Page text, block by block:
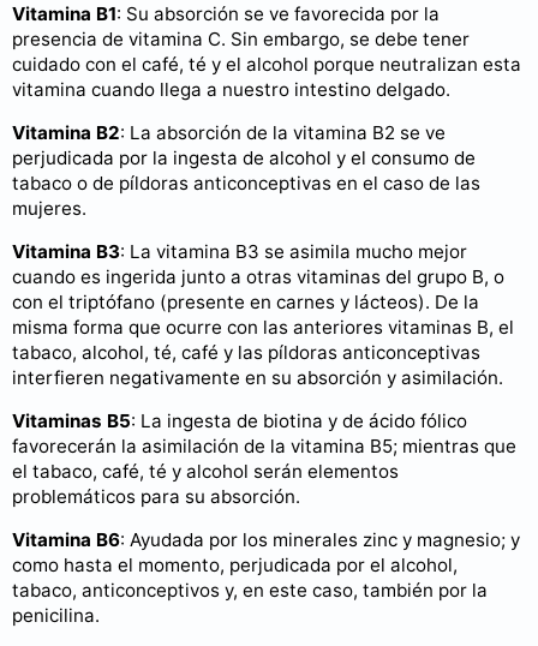
Vitamina B1: Su absorción se ve favorecida por la
presencia de vitamina C. Sin embargo, se debe tener
cuidado con el café, té y el alcohol porque neutralizan esta
vitamina cuando llega a nuestro intestino delgado.
Vitamina B2: La absorción de la vitamina B2 se ve
perjudicada por la ingesta de alcohol y el consumo de
tabaco o de píldoras anticonceptivas en el caso de las
mujeres.
Vitamina B3: La vitamina B3 se asimila mucho mejor
cuando es ingerida junto a otras vitaminas del grupo B, o
con el triptófano (presente en carnes y lácteos). De la
misma forma que ocurre con las anteriores vitaminas B, el
tabaco, alcohol, té, café y las píldoras anticonceptivas
interfieren negativamente en su absorción y asimilación.
Vitaminas B5: La ingesta de biotina y de ácido fólico
favorecerán la asimilación de la vitamina B5; mientras que
el tabaco, café, té y alcohol serán elementos
problemáticos para su absorción.
Vitamina B6: Ayudada por los minerales zinc y magnesio; y
como hasta el momento, perjudicada por el alcohol,
tabaco, anticonceptivos y, en este caso, también por la
penicilina.